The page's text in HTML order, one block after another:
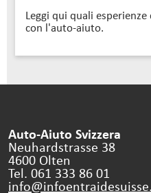
Leggi qui quali
con l'auto-aiuto.
Auto-Aiuto Svizzera
Neuhardstrasse 38
4600 Olten
Tel. 061 333 86 01
info@infoentraidesuisse.